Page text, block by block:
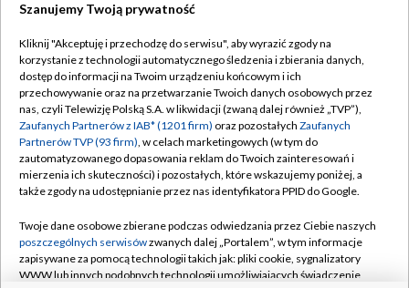
TVP
Abonament TVP
Emisja w TVP
Centrum informacji TVP
Naziemna Telewizja Cyfrowa
Rada Programowa
System NOS
Regulamin TVP
Polityka prywatności
Moje zgody
Pomoc
Kontakt
Szanujemy Twoją prywatność
Kliknij "Akceptuję i przechodzę do serwisu", aby wyrazić zgody na
korzystanie z technologii automatycznego śledzenia i zbierania danych,
dostęp do informacji na Twoim urządzeniu końcowym i ich
przechowywanie oraz na przetwarzanie Twoich danych osobowych przez
nas, czyli Telewizję Polską S.A. w likwidacji (zwaną dalej również „TVP”),
Zaufanych Partnerów z IAB* (1201 firm) oraz pozostałych Zaufanych
Partnerów TVP (93 firm), w celach marketingowych (w tym do
zautomatyzowanego dopasowania reklam do Twoich zainteresowań i
mierzenia ich skuteczności) i pozostałych, które wskazujemy poniżej, a
także zgody na udostępnianie przez nas identyfikatora PPID do Google.
Twoje dane osobowe zbierane podczas odwiedzania przez Ciebie naszych
poszczególnych serwisówzwanych dalej „Portalem”, w tym informacje
zapisywane za pomocą technologii takich jak: pliki cookie, sygnalizatory
WWW lub innych podobnych technologii umożliwiających świadczenie